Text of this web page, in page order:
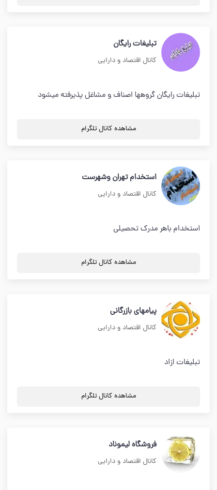
تبلیغات رایگان
کانال اقتصاد و دارایی
تبلیغات رایگان گروهها اصناف و مشاغل پذیرفته میشود
مشاهده کانال تلگرام
استخدام تهران وشهرست
کانال اقتصاد و دارایی
استخدام باهر مدرک تحصیلی
مشاهده کانال تلگرام
پیامهای بازرگانی
کانال اقتصاد و دارایی
تبلیغات ازاد
مشاهده کانال تلگرام
فروشگاه لیموناد
کانال اقتصاد و دارایی